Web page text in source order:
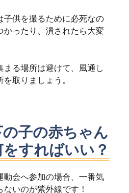
子供を撮るために必死なの
かったり、潰されたら大変
まる場所は避けて、風通し
取りましょう。
子の赤ちゃん
すればいい？
動会へ参加の場合、一番気
いのが紫外線です！